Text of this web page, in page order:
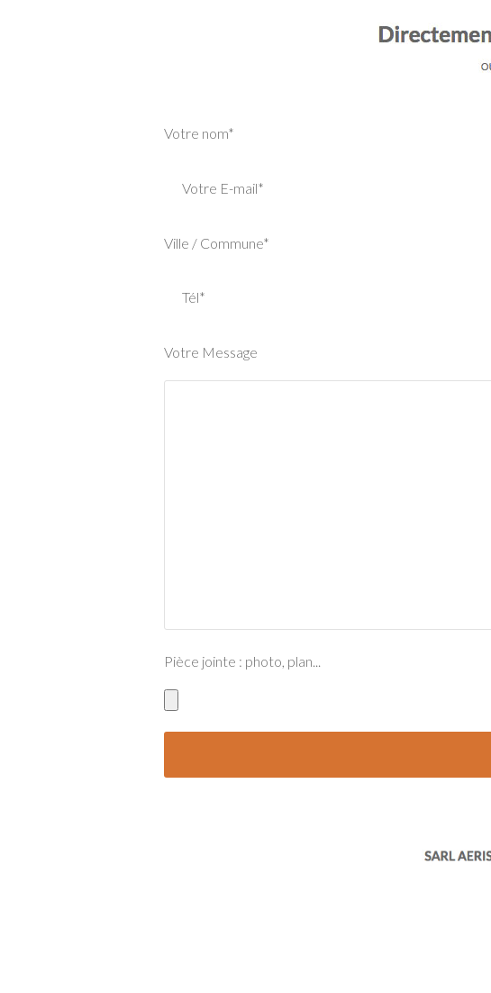
Votre nom*
Votre E-mail*
Ville / Commune*
Tél*
Votre Message
Pièce jointe : photo, plan...